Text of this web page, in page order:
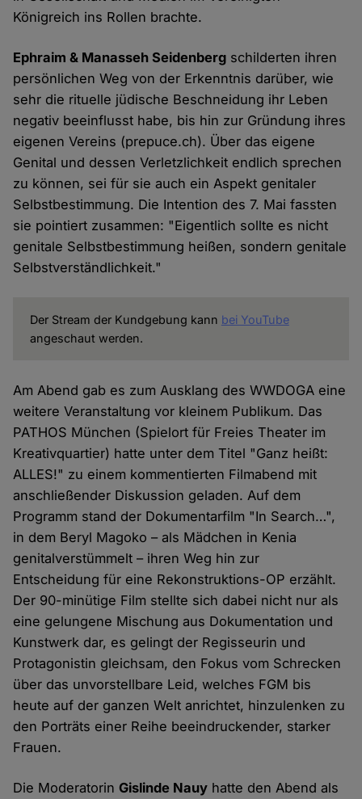
Königreich ins Rollen brachte.
Ephraim & Manasseh Seidenberg schilderten ihren
persönlichen Weg von der Erkenntnis darüber, wie
sehr die rituelle jüdische Beschneidung ihr Leben
negativ beeinflusst habe, bis hin zur Gründung ihres
eigenen Vereins (prepuce.ch). Über das eigene
Genital und dessen Verletzlichkeit endlich sprechen
zu können, sei für sie auch ein Aspekt genitaler
Selbstbestimmung. Die Intention des 7. Mai fassten
sie pointiert zusammen: "Eigentlich sollte es nicht
genitale Selbstbestimmung heißen, sondern genitale
Selbstverständlichkeit."
Der Stream der Kundgebung kann bei YouTube
angeschaut werden.
Am Abend gab es zum Ausklang des WWDOGA eine
weitere Veranstaltung vor kleinem Publikum. Das
PATHOS München (Spielort für Freies Theater im
Kreativquartier) hatte unter dem Titel "Ganz heißt:
ALLES!" zu einem kommentierten Filmabend mit
anschließender Diskussion geladen. Auf dem
Programm stand der Dokumentarfilm "In Search…",
in dem Beryl Magoko – als Mädchen in Kenia
genitalverstümmelt – ihren Weg hin zur
Entscheidung für eine Rekonstruktions-OP erzählt.
Der 90-minütige Film stellte sich dabei nicht nur als
eine gelungene Mischung aus Dokumentation und
Kunstwerk dar, es gelingt der Regisseurin und
Protagonistin gleichsam, den Fokus vom Schrecken
über das unvorstellbare Leid, welches FGM bis
heute auf der ganzen Welt anrichtet, hinzulenken zu
den Porträts einer Reihe beeindruckender, starker
Frauen.
Die ModeratorinGislinde Nauy hatte den Abend als